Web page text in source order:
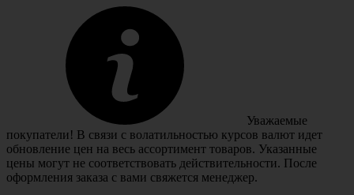
Уважаемые
покупатели! В связи с волатильностью курсов валют идет
обновление цен на весь ассортимент товаров. Указанные
цены могут не соответствовать действительности. После
оформления заказа с вами свяжется менеджер.